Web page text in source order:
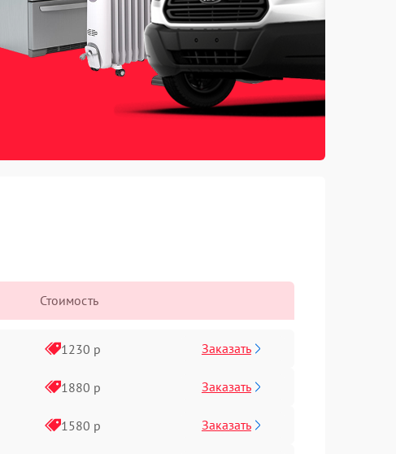
Стоимость
1230 р Заказать
1880 р Заказать
1580 р Заказать